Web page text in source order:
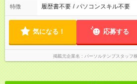
特徴 履歴書不要 / パソコンスキル不要
気になる！ 応募する
掲載元企業名 パーソルテンプスタッフ